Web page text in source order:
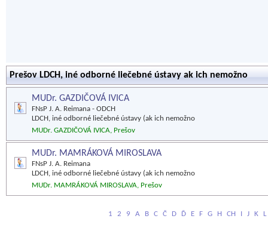
Prešov LDCH, iné odborné liečebné ústavy ak ich nemožno
MUDr. GAZDIČOVÁ IVICA
FNsP J. A. Reimana - ODCH
LDCH, iné odborné liečebné ústavy (ak ich nemožno
MUDr. GAZDIČOVÁ IVICA, Prešov
MUDr. MAMRÁKOVÁ MIROSLAVA
FNsP J. A. Reimana
LDCH, iné odborné liečebné ústavy (ak ich nemožno
MUDr. MAMRÁKOVÁ MIROSLAVA, Prešov
1 2 9 A B C Č D Ď E F G H CH I J K L